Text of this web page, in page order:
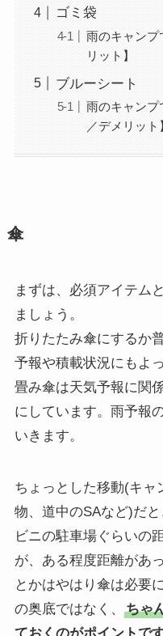
ゴミ袋
雨のキャンプ
リット】
ブルーシート
雨のキャンプ
／デメリット
傘
まずは、必須アイテム
ましょう。
折りたたみ傘にするか
予報や積載状況にもよ
畳み傘は天気予報に関
にしています。雨予報
いきます。
ちょっとした移動(キャ
物、道中のSAなど)だ
ビニの駐車場ぐらいの
が、ある程度距離があ
とかはやはり傘は必要
の奥底ではなく、
ちゃ